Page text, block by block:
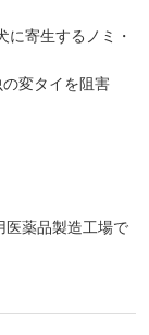
に寄生するノミ・
の変タイを阻害
医薬品製造工場で